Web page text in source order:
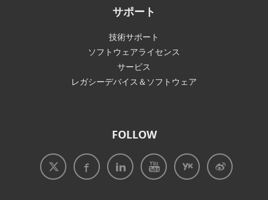
サポート
技術サポート
ソフトウェアライセンス
サービス
レガシーデバイス＆ソフトウェア
FOLLOW